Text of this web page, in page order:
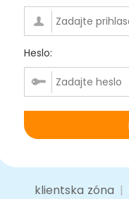
Heslo:
klientska zóna |